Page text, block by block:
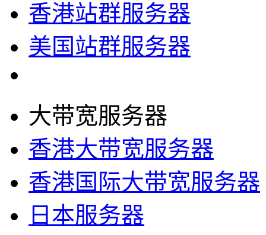
香港站群服务器
美国站群服务器
大带宽服务器
香港大带宽服务器
香港国际大带宽服务器
日本服务器